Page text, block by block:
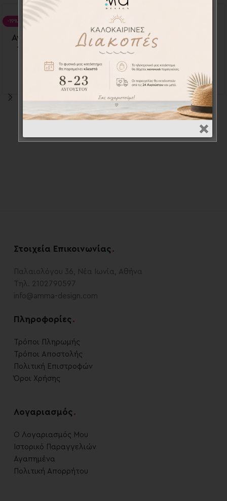
-19%
Αναμνηστικές κάρτες
14τεμ. – Milestones
cards
MIL001026
28,50€
-20%
Αναμνηστικές κάρτες
13τεμ. – Milestones
MIL001023
32,60€ 26,20€
Στοιχεία Επικοινωνίας .
Παλαιολόγου 36, Νέα Ιωνία, Αθήνα
Τηλ. 2102790597
info@amma-design.com
Πληροφορίες .
Τρόποι Πληρωμής
Τρόποι Αποστολής
Πολιτική Επιστροφών
Όροι Χρήσης
Λογαριασμός .
Ο Λογαριασμός Μου
Ιστορικό Παραγγελιών
Αγαπημένα
Πολιτική Απορρήτου